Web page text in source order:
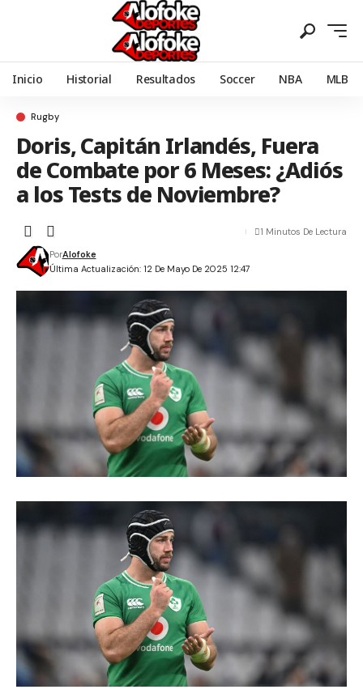
Inicio Historial Resultados Soccer NBA MLB
Rugby
Doris, Capitán Irlandés, Fuera
de Combate por 6 Meses: ¿Adiós
a los Tests de Noviembre?
Última Actualización: 12 De Mayo De 2025 12:47
PorAlofoke
1 Minutos De Lectura